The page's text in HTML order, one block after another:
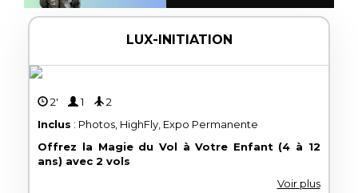
LUX-INITIATION
2' 1
2
Inclus : Photos, HighFly, Expo Permanente
Offrez la Magie du Vol à Votre Enfant (4 à 12
ans) avec 2 vols
Voir plus